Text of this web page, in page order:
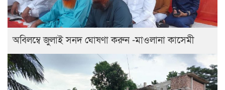
অবিলম্বে জুলাই সনদ ঘোষণা করুন -মাওলানা কাসেমী